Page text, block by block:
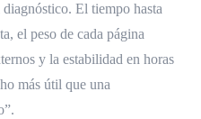
El tiempo hasta
el peso de cada página
y la estabilidad en horas
más útil que una